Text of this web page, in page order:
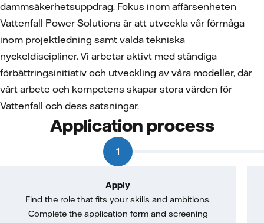
dammsäkerhetsuppdrag. Fokus inom affärsenheten
Vattenfall Power Solutions är att utveckla vår förmåga
inom projektledning samt valda tekniska
nyckeldiscipliner. Vi arbetar aktivt med ständiga
förbättringsinitiativ och utveckling av våra modeller, där
vårt arbete och kompetens skapar stora värden för
Vattenfall och dess satsningar.
Application process
1
Apply
Find the role that fits your skills and ambitions.
Complete the application form and screening